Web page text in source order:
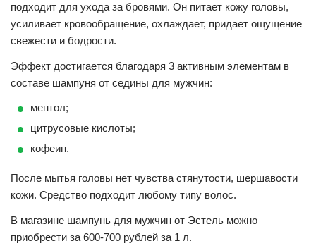
подходит для ухода за бровями. Он питает кожу головы,
усиливает кровообращение, охлаждает, придает ощущение
свежести и бодрости.
Эффект достигается благодаря 3 активным элементам в
составе шампуня от седины для мужчин:
ментол;
цитрусовые кислоты;
кофеин.
После мытья головы нет чувства стянутости, шершавости
кожи. Средство подходит любому типу волос.
В магазине шампунь для мужчин от Эстель можно
приобрести за 600-700 рублей за 1 л.